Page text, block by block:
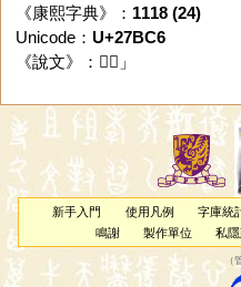
《康熙字典》： 1118 (24)
Unicode： U+27BC6
《說文》：「 𧯆 」
新手入門 使用凡例 字庫統
鳴謝
製作單位 私
（